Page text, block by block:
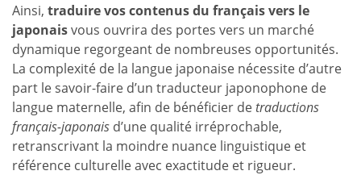
Ainsi, traduire vos contenus du français vers le
japonaisvous ouvrira des portes vers un marché
dynamique regorgeant de nombreuses opportunités.
La complexité de la langue japonaise nécessite d’autre
part le savoir-faire d’un traducteur japonophone de
langue maternelle, afin de bénéficier detraductions
français-japonais d’une qualité irréprochable,
retranscrivant la moindre nuance linguistique et
référence culturelle avec exactitude et rigueur.